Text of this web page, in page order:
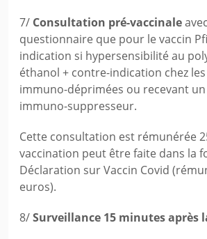
7/ Consultation pré-vaccinale
questionnaire que pour le vaccin
indication si hypersensibilité au
éthanol + contre-indication chez
immuno-déprimées ou recevant
immuno-suppresseur.
Cette consultation est rémunérée
vaccination peut être faite dans la
Déclaration sur Vaccin Covid
euros).
8/Surveillance 15 minutes après